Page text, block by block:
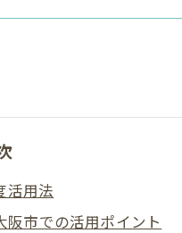
活用法
市での活用ポイント